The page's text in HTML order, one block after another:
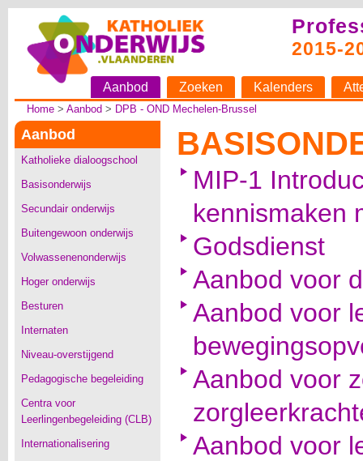
2015-
Aanbod Zoeken Kalenders
Home> Aanbod > DPB - OND Mechelen-Brussel
Aanbod
Katholieke dialoogschool
Basisonderwijs
Secundair onderwijs
Buitengewoon onderwijs
Volwassenenonderwijs
Hoger onderwijs
Besturen
Internaten
Niveau-overstijgend
Pedagogische begeleiding
Centra voor
Leerlingenbegeleiding (CLB)
Internationalisering
MIP-1
kennismaken
Godsdienst
Aanbod voor
Aanbod voor
Aanbod voor
Aanbod voor